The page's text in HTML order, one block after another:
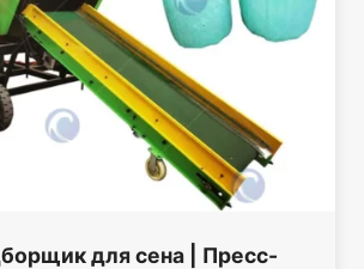
для сена | Пресс-